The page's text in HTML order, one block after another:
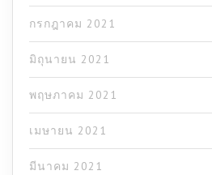
กรกฎาคม 2021
มิถุนายน 2021
พฤษภาคม 2021
เมษายน 2021
มีนาคม 2021